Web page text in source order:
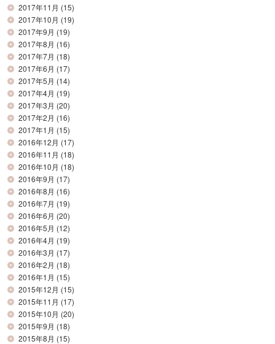
2017年11月 (15)
2017年10月 (19)
2017年9月 (19)
2017年8月 (16)
2017年7月 (18)
2017年6月 (17)
2017年5月 (14)
2017年4月 (19)
2017年3月 (20)
2017年2月 (16)
2017年1月 (15)
2016年12月 (17)
2016年11月 (18)
2016年10月 (18)
2016年9月 (17)
2016年8月 (16)
2016年7月 (19)
2016年6月 (20)
2016年5月 (12)
2016年4月 (19)
2016年3月 (17)
2016年2月 (18)
2016年1月 (15)
2015年12月 (15)
2015年11月 (17)
2015年10月 (20)
2015年9月 (18)
2015年8月 (15)